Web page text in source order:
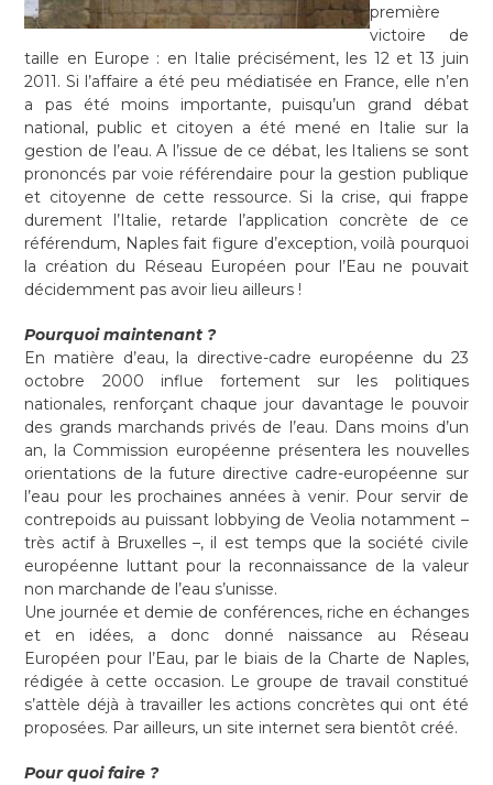
première
victoire de
taille en Europe : en Italie précisément, les 12 et 13 juin
2011. Si l’affaire a été peu médiatisée en France, elle n’en
a pas été moins importante, puisqu’un grand débat
national, public et citoyen a été mené en Italie sur la
gestion de l’eau. A l’issue de ce débat, les Italiens se sont
prononcés par voie référendaire pour la gestion publique
et citoyenne de cette ressource. Si la crise, qui frappe
durement l’Italie, retarde l’application concrète de ce
référendum, Naples fait figure d’exception, voilà pourquoi
la création du Réseau Européen pour l’Eau ne pouvait
décidemment pas avoir lieu ailleurs !
Pourquoi maintenant ?
En matière d’eau, la directive-cadre européenne du 23
octobre 2000 influe fortement sur les politiques
nationales, renforçant chaque jour davantage le pouvoir
des grands marchands privés de l’eau. Dans moins d’un
an, la Commission européenne présentera les nouvelles
orientations de la future directive cadre-européenne sur
l’eau pour les prochaines années à venir. Pour servir de
contrepoids au puissant lobbying de Veolia notamment –
très actif à Bruxelles –, il est temps que la société civile
européenne luttant pour la reconnaissance de la valeur
non marchande de l’eau s’unisse.
Une journée et demie de conférences, riche en échanges
et en idées, a donc donné naissance au Réseau
Européen pour l’Eau, par le biais de la Charte de Naples,
rédigée à cette occasion. Le groupe de travail constitué
s’attèle déjà à travailler les actions concrètes qui ont été
proposées. Par ailleurs, un site internet sera bientôt créé.
Pour quoi faire ?